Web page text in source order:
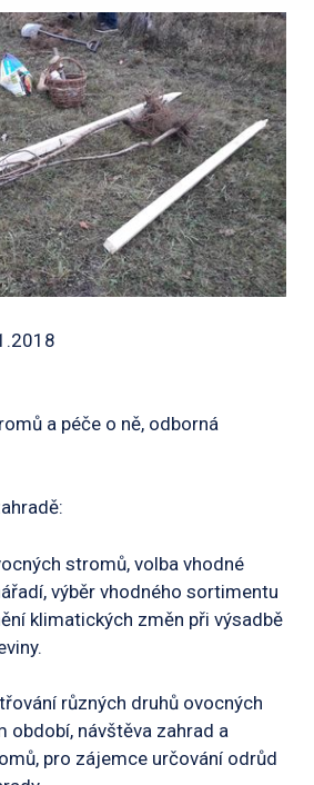
a péče o ně, odborná
stromů, volba vhodné
výběr vhodného sortimentu
klimatických změn při výsadbě
různých druhů ovocných
období, návštěva zahrad a
pro zájemce určování odrůd